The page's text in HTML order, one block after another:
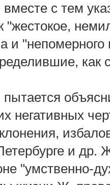
с тем
"жестокое,
и "непомерного
как
негативных
и др.
"умственно-